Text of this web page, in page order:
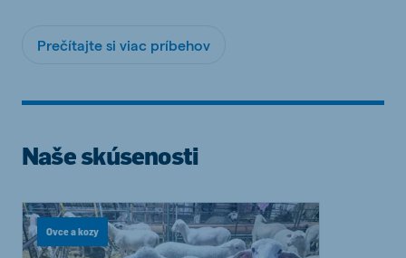
Prečítajte si viac príbehov
Naše skúsenosti
Ovce a kozy